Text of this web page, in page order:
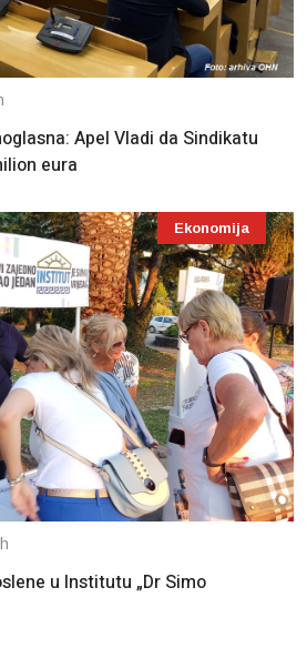
Apel Vladi da Sindikatu
eura
Ekonomija
u Institutu „Dr Simo